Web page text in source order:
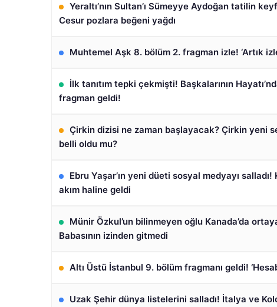
Yeraltı’nın Sultan’ı Sümeyye Aydoğan tatilin
Cesur pozlara beğeni yağdı
Muhtemel Aşk 8. bölüm 2. fragman izle! ‘Artık
İlk tanıtım tepki çekmişti! Başkalarının
fragman geldi!
Çirkin dizisi ne zaman başlayacak? Çirkin yeni
belli oldu mu?
Ebru Yaşar’ın yeni düeti sosyal medyayı salladı!
akım haline geldi
Münir Özkul’un bilinmeyen oğlu Kanada’da
Babasının izinden gitmedi
Altı Üstü İstanbul 9. bölüm fragmanı geldi!
Uzak Şehir dünya listelerini salladı! İtalya ve